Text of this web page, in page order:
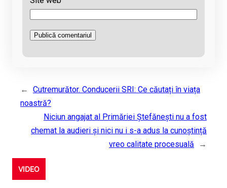
←
Cutremurător. Conducerii SRI: Ce căutați în viața
noastră?
Niciun angajat al Primăriei Ștefănești nu a fost
chemat la audieri și nici nu i s-a adus la cunoștință
vreo calitate procesuală
→
VIDEO